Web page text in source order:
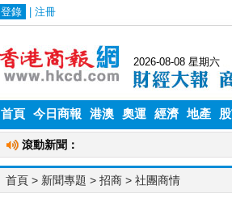
首頁 今日商報 港澳 奧運 經濟 地產
首頁 > 新聞專題 > 招商 > 社團商情